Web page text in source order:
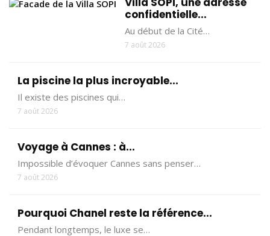
confidentielle...
Au début de la Cité…
7 août 2026
La piscine la plus incroyable...
Il existe des piscines qui…
7 août 2026
Voyage à Cannes : à...
Impossible d’évoquer Cannes sans penser…
7 août 2026
Pourquoi Chanel reste la référence...
Pendant longtemps, le luxe se…